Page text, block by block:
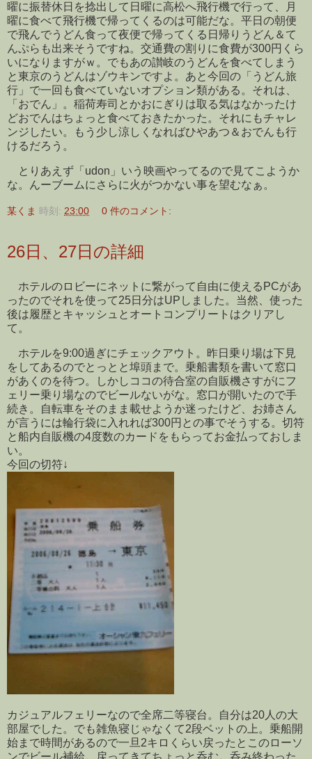
曜に振替休日を捻出して日曜に高松へ飛行機で行って、月
曜に食べて飛行機で帰ってくるのは可能だな。平日の朝便
で飛んでうどん食って夜便で帰ってくる日帰りうどん＆て
んぷらも出来そうですね。交通費の割りに食費が300円くら
いになりますがｗ。でもあの讃岐のうどんを食べてしまう
と東京のうどんはゾウキンですよ。あと今回の「うどん旅
行」で一回も食べていないオプション類がある。それは、
「おでん」。稲荷寿司とかおにぎりは取る気はなかったけ
どおでんはちょっと食べておきたかった。それにもチャレ
ンジしたい。もう少し涼しくなればひやあつ＆おでんも行
けるだろう。
とりあえず「udon」いう映画やってるので見てこようか
な。んーブームにさらに火がつかない事を望むなぁ。
某くま 時刻: 23:00 0 件のコメント:
26日、27日の詳細
ホテルのロビーにネットに繋がって自由に使えるPCがあ
ったのでそれを使って25日分はUPしました。当然、使った
後は履歴とキャッシュとオートコンプリートはクリアし
て。
ホテルを9:00過ぎにチェックアウト。昨日乗り場は下見
をしてあるのでとっとと埠頭まで。乗船書類を書いて窓口
があくのを待つ。しかしココの待合室の自販機さすがにフ
ェリー乗り場なのでビールないがな。窓口が開いたので手
続き。自転車をそのまま載せようか迷ったけど、お姉さん
が言うには輪行袋に入れれば300円との事でそうする。切符
と船内自販機の4度数のカードをもらってお金払っておしま
い。
今回の切符↓
カジュアルフェリーなので全席二等寝台。自分は20人の大
部屋でした。でも雑魚寝じゃなくて2段ベットの上。乗船開
始まで時間があるので一旦2キロくらい戻ったとこのローソ